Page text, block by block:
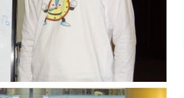
Ռեսուրսներ